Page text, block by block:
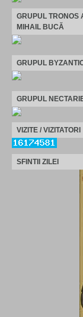
GRUPUL TRONOS
MIHAIL BUCĂ
GRUPUL
GRUPUL
VIZITE / VIZITATORI
SFINTII ZILEI